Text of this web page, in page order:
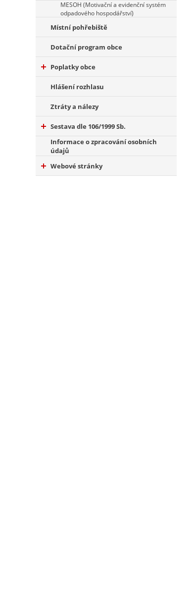
MESOH (Motivační a evidenční systém
odpadového hospodářství)
Místní pohřebiště
Dotační program obce
Poplatky obce
Hlášení rozhlasu
Ztráty a nálezy
Sestava dle 106/1999 Sb.
Informace o zpracování osobních
údajů
Webové stránky